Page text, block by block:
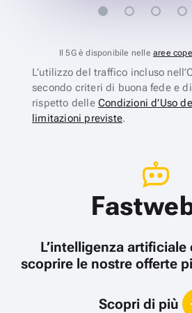
Il 5G è disponibile nelle aree
L’utilizzo del traffico incluso
secondo criteri di buona fede e
rispetto delle Condizioni d’Uso
limitazioni previste.
L’intelligenza
scoprire le nostre offerte
Scopri di più